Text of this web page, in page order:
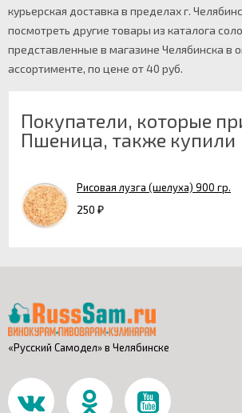
курьерская доставка в пределах г.
посмотреть другие товары из каталога
представленные в магазине Челябинска в
ассортименте, по цене от 40 руб.
Покупатели, которые
Пшеница, также купили
Рисовая лузга (шелуха) 900 гр.
250 ₽
«Русский Самодел» в Челябинске